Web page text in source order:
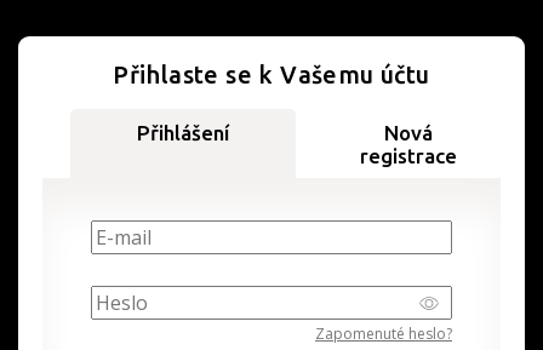
Přihlaste se k Vašemu účtu
Přihlášení
Nová
registrace
Zapomenuté heslo?